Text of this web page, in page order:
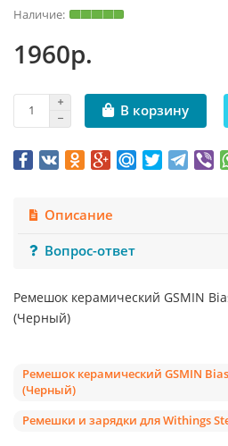
1960р.
В корзину
Описание
Вопрос-ответ
Ремешок керамический GSMIN
(Черный)
Ремешок керамический GSMIN
(Черный)
Ремешки и зарядки для Withings